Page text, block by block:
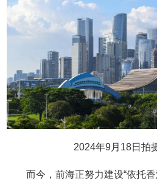
2024年9月18日拍
而今，前海正努力建设“依托